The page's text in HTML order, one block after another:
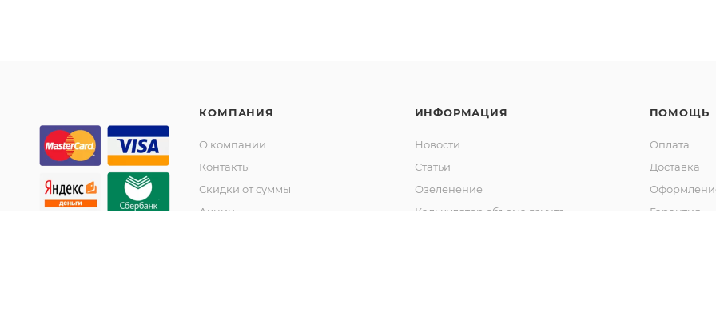
КОМПАНИЯ
О компании
Контакты
Скидки от суммы
Акции
ИНФОРМАЦИЯ
Новости
Статьи
Озеленение
Калькулятор объема грунта
ПОМОЩЬ
Оплата
Доставка
Гарантия